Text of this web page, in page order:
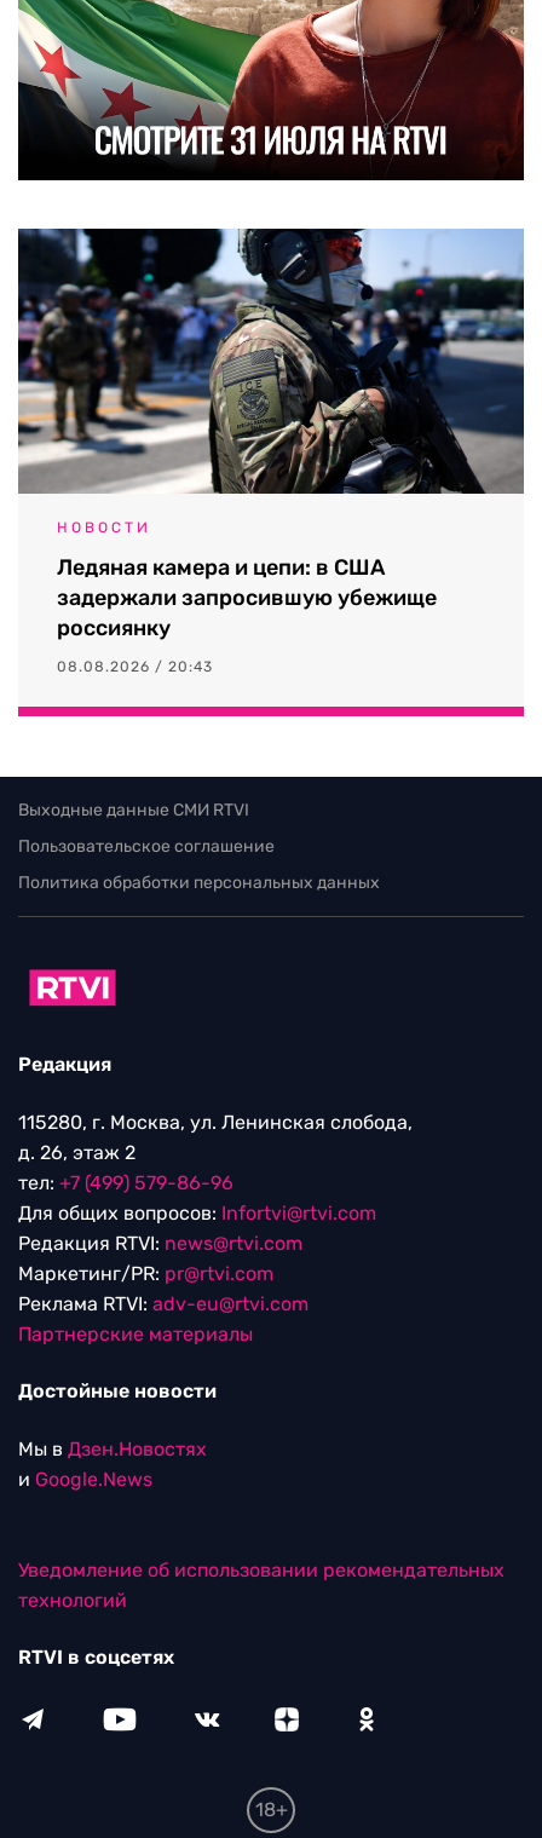
НОВОСТИ
Ледяная камера и цепи: в США
задержали запросившую убежище
россиянку
08.08.2026 / 20:43
Выходные данные СМИ RTVI
Пользовательское соглашение
Политика обработки персональных данных
Редакция
115280, г. Москва, ул. Ленинская слобода,
д. 26, этаж 2
тел: +7 (499) 579-86-96
Для общих вопросов: Infortvi@rtvi.com
Редакция RTVI: news@rtvi.com
Маркетинг/PR: pr@rtvi.com
Реклама RTVI: adv-eu@rtvi.com
Партнерские материалы
Достойные новости
Мы в Дзен.Новостях
и Google.News
Уведомление об использовании рекомендательных
технологий
RTVI в соцсетях
18+